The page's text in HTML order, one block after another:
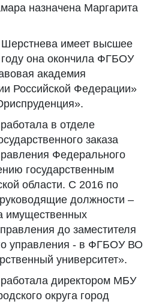
назначена Маргарита
имеет высшее
она окончила ФГБОУ
академия
Российской Федерации»
в отделе
заказа
Федерального
государственным
области. С 2016 по
должности –
имущественных
до заместителя
управления - в ФГБОУ ВО
университет».
директором МБУ
округа город